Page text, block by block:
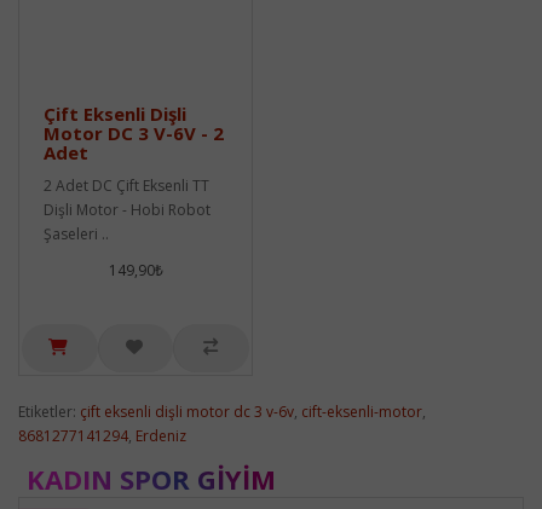
Çift Eksenli Dişli
Motor DC 3 V-6V - 2
Adet
2 Adet DC Çift Eksenli TT
Dişli Motor - Hobi Robot
Şaseleri ..
149,90₺
Etiketler: çift eksenli dişli motor dc 3 v-6v, cift-eksenli-motor,
8681277141294, Erdeniz
KADIN SPOR GIYIM